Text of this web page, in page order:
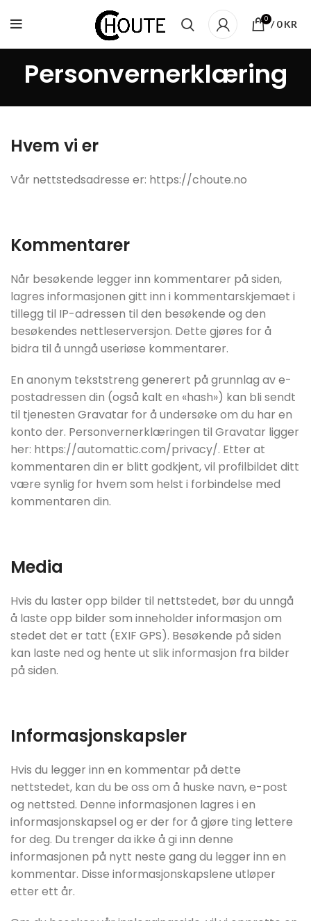
0 / 0KR
Personvernerklæring
Hvem vi er
Vår nettstedsadresse er: https://choute.no
Kommentarer
Når besøkende legger inn kommentarer på siden,
lagres informasjonen gitt inn i kommentarskjemaet i
tillegg til IP-adressen til den besøkende og den
besøkendes nettleserversjon. Dette gjøres for å
bidra til å unngå useriøse kommentarer.
En anonym tekststreng generert på grunnlag av e-
postadressen din (også kalt en «hash») kan bli sendt
til tjenesten Gravatar for å undersøke om du har en
konto der. Personvernerklæringen til Gravatar ligger
her: https://automattic.com/privacy/. Etter at
kommentaren din er blitt godkjent, vil profilbildet ditt
være synlig for hvem som helst i forbindelse med
kommentaren din.
Media
Hvis du laster opp bilder til nettstedet, bør du unngå
å laste opp bilder som inneholder informasjon om
stedet det er tatt (EXIF GPS). Besøkende på siden
kan laste ned og hente ut slik informasjon fra bilder
på siden.
Informasjonskapsler
Hvis du legger inn en kommentar på dette
nettstedet, kan du be oss om å huske navn, e-post
og nettsted. Denne informasjonen lagres i en
informasjonskapsel og er der for å gjøre ting lettere
for deg. Du trenger da ikke å gi inn denne
informasjonen på nytt neste gang du legger inn en
kommentar. Disse informasjonskapslene utløper
etter ett år.